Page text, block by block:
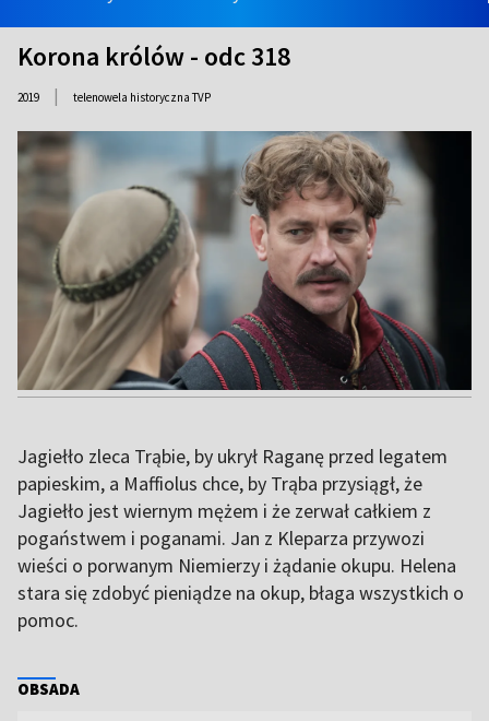
Korona królów - odc 318
2019 | telenowela historyczna TVP
Jagiełło zleca Trąbie, by ukrył Raganę przed legatem
papieskim, a Maffiolus chce, by Trąba przysiągł, że
Jagiełło jest wiernym mężem i że zerwał całkiem z
pogaństwem i poganami. Jan z Kleparza przywozi
wieści o porwanym Niemierzy i żądanie okupu. Helena
stara się zdobyć pieniądze na okup, błaga wszystkich o
pomoc.
OBSADA